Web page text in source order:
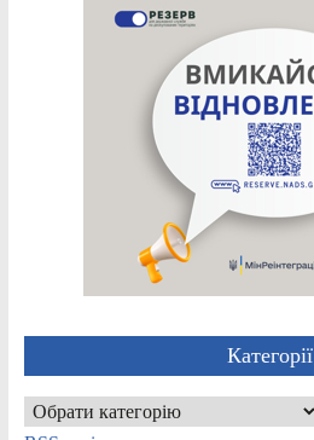
Категорії
Категорії